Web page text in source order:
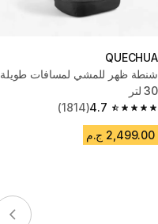
QUECHUA
شنطة ظهر للمشي لمسافات طويلة
30 لتر
4.7
4.7 out of 5 stars from 1814 reviews
(1814)
2,499.00 ج.م